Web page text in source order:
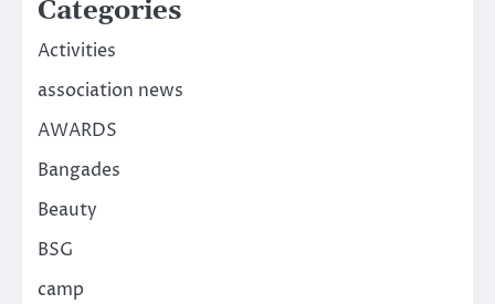
Categories
Activities
association news
AWARDS
Bangades
Beauty
BSG
camp